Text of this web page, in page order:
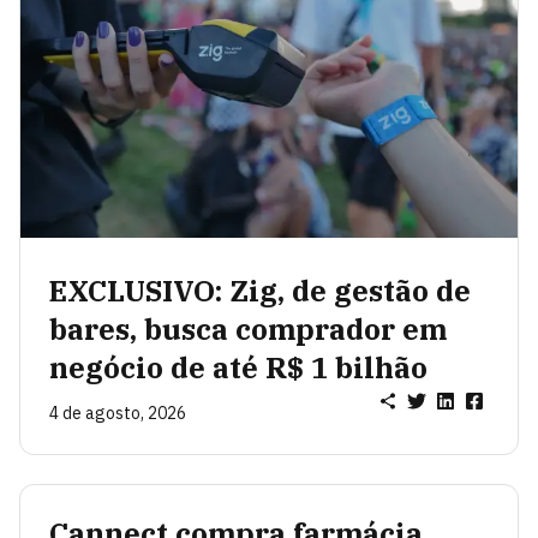
EXCLUSIVO: Zig, de gestão de
bares, busca comprador em
negócio de até R$ 1 bilhão
4 de agosto, 2026